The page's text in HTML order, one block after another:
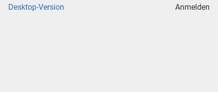
Desktop-Version
Anmelden